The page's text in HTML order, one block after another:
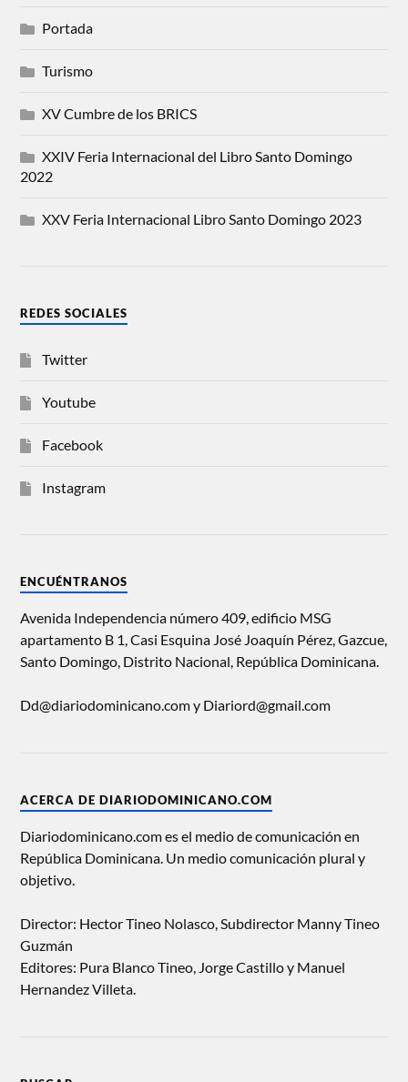
Portada
Turismo
XV Cumbre de los BRICS
XXIV Feria Internacional del Libro Santo Domingo
2022
XXV Feria Internacional Libro Santo Domingo 2023
REDES SOCIALES
Twitter
Youtube
Facebook
Instagram
ENCUÉNTRANOS
Avenida Independencia número 409, edificio MSG
apartamento B 1, Casi Esquina José Joaquín Pérez, Gazcue,
Santo Domingo, Distrito Nacional, República Dominicana.
Dd@diariodominicano.com y Diariord@gmail.com
ACERCA DE DIARIODOMINICANO.COM
Diariodominicano.com es el medio de comunicación en
República Dominicana. Un medio comunicación plural y
objetivo.
Director: Hector Tineo Nolasco, Subdirector Manny Tineo
Guzmán
Editores: Pura Blanco Tineo, Jorge Castillo y Manuel
Hernandez Villeta.